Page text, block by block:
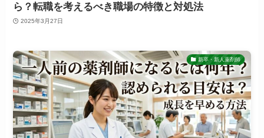
ら？転職を考えるべき職場の特徴と対処法
2025年3月27日
新卒・新人薬剤師